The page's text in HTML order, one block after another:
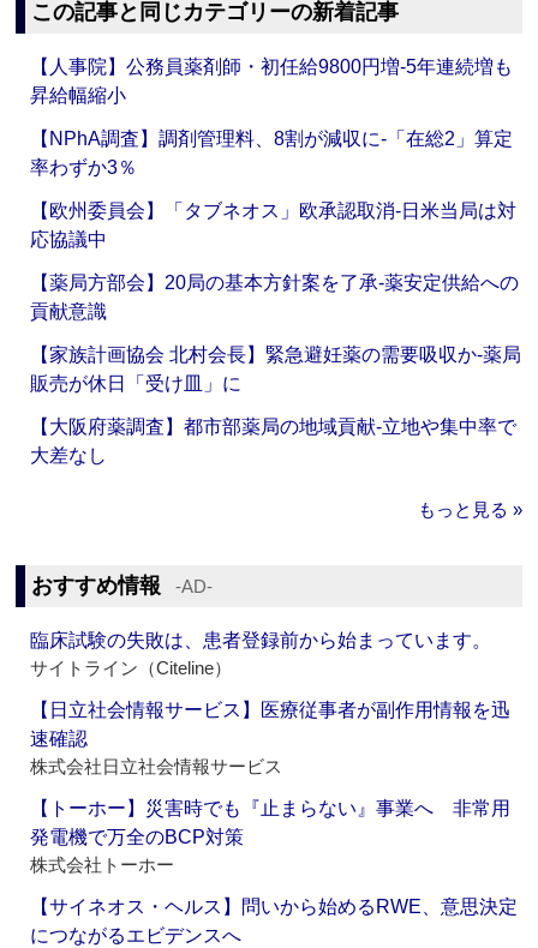
この記事と同じカテゴリーの新着記事
【人事院】公務員薬剤師・初任給9800円増‐5年連続増も
昇給幅縮小
【NPhA調査】調剤管理料、8割が減収に‐「在総2」算定
率わずか3％
【欧州委員会】「タブネオス」欧承認取消‐日米当局は対
応協議中
【薬局方部会】20局の基本方針案を了承‐薬安定供給への
貢献意識
【家族計画協会 北村会長】緊急避妊薬の需要吸収か‐薬局
販売が休日「受け皿」に
【大阪府薬調査】都市部薬局の地域貢献‐立地や集中率で
大差なし
もっと見る »
おすすめ情報 ‐AD‐
臨床試験の失敗は、患者登録前から始まっています。
サイトライン（Citeline）
【日立社会情報サービス】医療従事者が副作用情報を迅
速確認
株式会社日立社会情報サービス
【トーホー】災害時でも『止まらない』事業へ 非常用
発電機で万全のBCP対策
株式会社トーホー
【サイネオス・ヘルス】問いから始めるRWE、意思決定
につながるエビデンスへ